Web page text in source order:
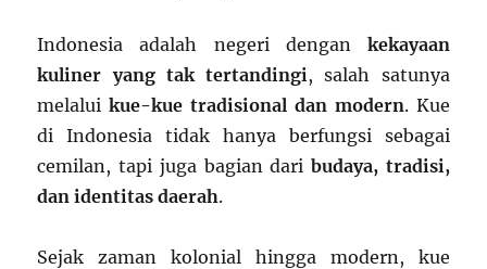
Indonesia adalah negeri dengan kekayaan
kuliner yang tak tertandingi, salah satunya
melaluikue-kue tradisional dan modern. Kue
di Indonesia tidak hanya berfungsi sebagai
cemilan, tapi juga bagian dari budaya, tradisi,
dan identitas daerah.
Sejak zaman kolonial hingga modern, kue